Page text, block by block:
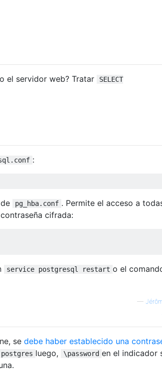
el servidor web? Tratar
SELECT
:
pg_hba.conf . Permite el acceso a
cifrada:
service postgresql restart o el
—
se debe haber establecido una
luego, \password en el indicador